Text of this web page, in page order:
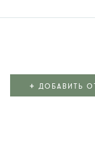
+ ДОБАВИТЬ